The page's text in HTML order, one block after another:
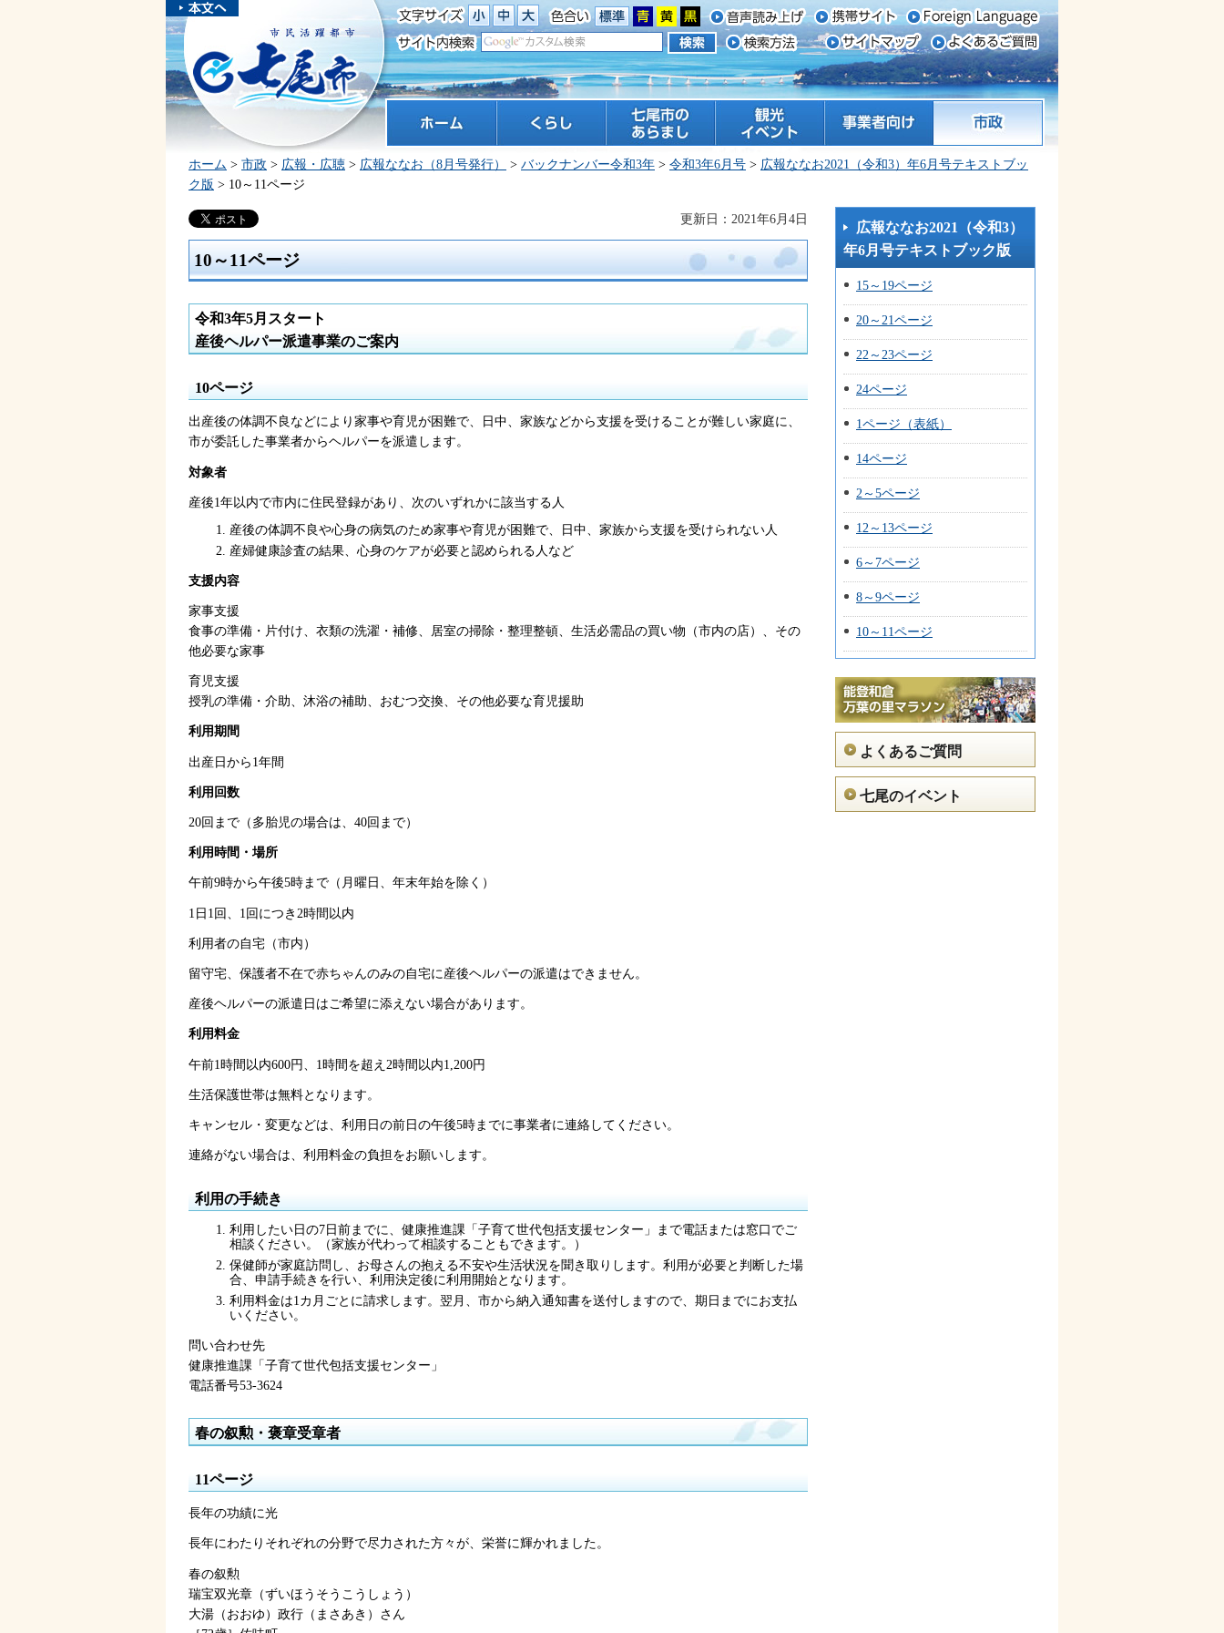
本文へスキ
ップしま
す。
市民活躍都市 七尾市
七尾市のあらまし 観光 イベント 市政
ホーム > 市政 > 広報・広聴 > 広報ななお（8月号発行） > バックナンバー令和3年 > 令和3年6月号 > 広報ななお2021（令和3）年6月号テキストブッ
ク版 > 10～11ページ
更新日：2021年6月4日
10～11ページ
令和3年5月スタート
産後ヘルパー派遣事業のご案内
10ページ
出産後の体調不良などにより家事や育児が困難で、日中、家族などから支援を受けることが難しい家庭に、
市が委託した事業者からヘルパーを派遣します。
対象者
産後1年以内で市内に住民登録があり、次のいずれかに該当する人
産後の体調不良や心身の病気のため家事や育児が困難で、日中、家族から支援を受けられない人
産婦健康診査の結果、心身のケアが必要と認められる人など
支援内容
家事支援
食事の準備・片付け、衣類の洗濯・補修、居室の掃除・整理整頓、生活必需品の買い物（市内の店）、その
他必要な家事
育児支援
授乳の準備・介助、沐浴の補助、おむつ交換、その他必要な育児援助
利用期間
出産日から1年間
利用回数
20回まで（多胎児の場合は、40回まで）
利用時間・場所
午前9時から午後5時まで（月曜日、年末年始を除く）
1日1回、1回につき2時間以内
利用者の自宅（市内）
留守宅、保護者不在で赤ちゃんのみの自宅に産後ヘルパーの派遣はできません。
産後ヘルパーの派遣日はご希望に添えない場合があります。
利用料金
午前1時間以内600円、1時間を超え2時間以内1,200円
生活保護世帯は無料となります。
キャンセル・変更などは、利用日の前日の午後5時までに事業者に連絡してください。
連絡がない場合は、利用料金の負担をお願いします。
利用の手続き
利用したい日の7日前までに、健康推進課「子育て世代包括支援センター」まで電話または窓口でご
相談ください。（家族が代わって相談することもできます。）
保健師が家庭訪問し、お母さんの抱える不安や生活状況を聞き取りします。利用が必要と判断した場
合、申請手続きを行い、利用決定後に利用開始となります。
利用料金は1カ月ごとに請求します。翌月、市から納入通知書を送付しますので、期日までにお支払
いください。
問い合わせ先
健康推進課「子育て世代包括支援センター」
電話番号53-3624
春の叙勲・褒章受章者
11ページ
長年の功績に光
長年にわたりそれぞれの分野で尽力された方々が、栄誉に輝かれました。
春の叙勲
瑞宝双光章（ずいほうそうこうしょう）
大湯（おおゆ）政行（まさあき）さん
広報ななお2021（令和3）
年6月号テキストブック版
15～19ページ
20～21ページ
22～23ページ
24ページ
1ページ（表紙）
14ページ
2～5ページ
12～13ページ
6～7ページ
8～9ページ
10～11ページ
よくあるご質問
七尾のイベント